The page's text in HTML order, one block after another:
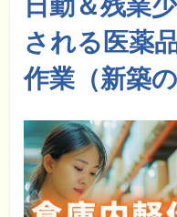
日勤＆残業
される医薬
作業（新築